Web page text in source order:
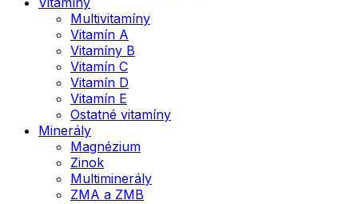
Multivitamíny
Vitamín A
Vitamíny B
Vitamín C
Vitamín D
Vitamín E
Ostatné vitamíny
Minerály
Magnézium
Zinok
Multiminerály
ZMA a ZMB